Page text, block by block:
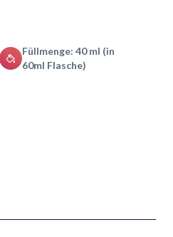
Füllmenge: 40 ml (in
60ml Flasche)